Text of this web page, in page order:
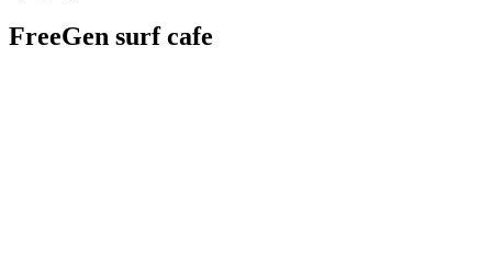
FreeGen surf cafe